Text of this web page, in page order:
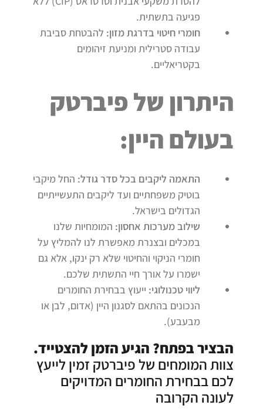
פגיעה בתשתית.
חומרי חיטוי בדרגת מזון: להבטחת סביבת
עבודה סטרילית ומניעת זיהומים
בקטריאליים.
היתרון של פיברטק
בעולם היין:
התאמה ליקבים בכל סדר גודל: החל מיקבי
בוטיק משפחתיים ועד ליקבים התעשייתיים
הגדולים בישראל.
שילוב מערכות אחסון: המומחיות שלנו
במכלים ובצנרת מאפשרת לנו להמליץ על
חומרי הניקוי והחיטוי שלא רק ינקו, אלא גם
ישמרו על אורך חיי התשתית שלכם.
ליווי טכנולוגי: ייעוץ בבחירת החומרים
הנכונים בהתאם לסגנון היין (אדום, לבן או
מבעבע).
הבציר בפתח? הגיע הזמן להצטייד.
צוות המומחים של פיברטק זמין לייעץ
לכם בבחירת החומרים המדויקים
לעונה הקרובה